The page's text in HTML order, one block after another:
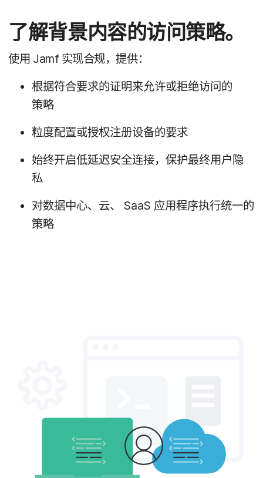
了解​背​景​内容​的​访问​策略。
使用 Jamf 实现​合规，​提供：
根据​符合​要求​的​证明​来​允许​或​拒绝​访问​的​
策略
粒度​配置​或​授权​注册​设备​的​要求
始终​开启​低​延迟​安全​连接，​保护​最​终​用​户​隐​
私
对​数据​中心、​云、
SaaS 应用​程序​执行​统一​的​
策略